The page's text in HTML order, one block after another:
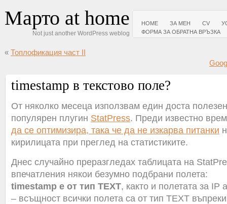
Марто at home
Not just another WordPress weblog
HOME ЗА МЕН CV
ФОРМА ЗА ОБРАТНА ВРЪЗКА
« Топлофикация част II
timestamp в текстово поле?
От няколко месеца използвам един доста
популярен плугин StatPress. Преди известно
да се оптимизира, така че да не изкарва питанки
кирилицата при преглед на статистиките.
Днес случайно преразгледах таблицата на
впечатления някои безумно подбрани полета:
timestamp е от тип TEXT, както и полетата за IP
– всъщност всички полета са от тип TEXT